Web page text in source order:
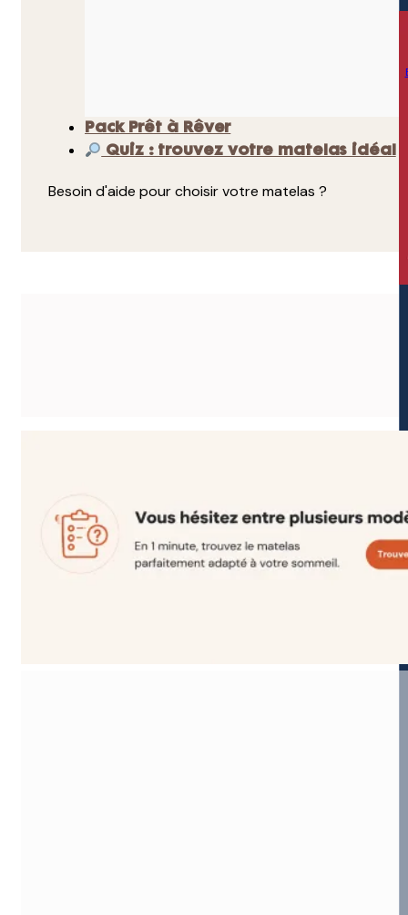
Pack Prêt à Rêver
Quiz : trouvez votre matelas idéal
Besoin d'aide pour choisir votre matelas ?